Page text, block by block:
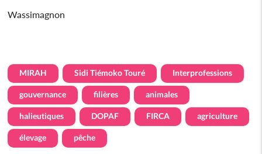
Wassimagnon
MIRAH Sidi Tiémoko Touré Interprofessions
gouvernance filières animales
halieutiques DOPAF FIRCA agriculture
élevage pêche